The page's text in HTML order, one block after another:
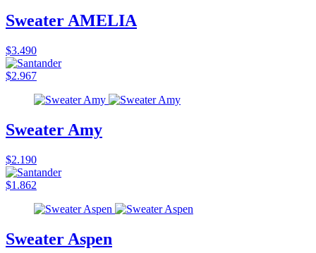
Sweater AMELIA
$3.490
$2.967
Sweater Amy
$2.190
$1.862
Sweater Aspen